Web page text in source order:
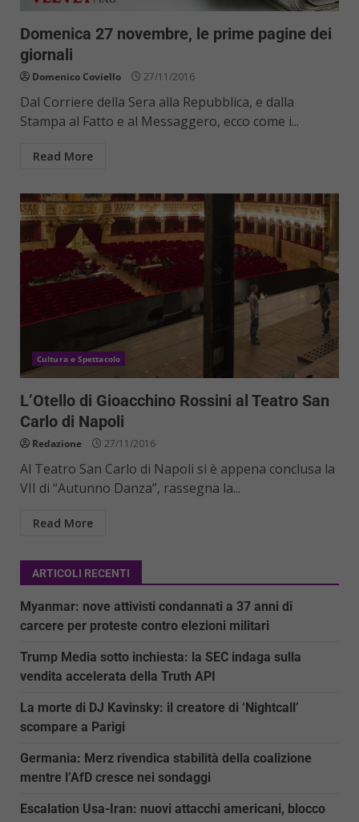
Domenica 27 novembre, le prime pagine dei
giornali
Domenico Coviello 27/11/2016
Dal Corriere della Sera alla Repubblica, e dalla
Stampa al Fatto e al Messaggero, ecco come i...
Read More
Cultura e Spettacolo
L’Otello di Gioacchino Rossini al Teatro San
Carlo di Napoli
Redazione 27/11/2016
Al Teatro San Carlo di Napoli si è appena conclusa la
VII di “Autunno Danza”, rassegna la...
Read More
ARTICOLI RECENTI
Myanmar: nove attivisti condannati a 37 anni di
carcere per proteste contro elezioni militari
Trump Media sotto inchiesta: la SEC indaga sulla
vendita accelerata della Truth API
La morte di DJ Kavinsky: il creatore di ‘Nightcall’
scompare a Parigi
Germania: Merz rivendica stabilità della coalizione
mentre l’AfD cresce nei sondaggi
Escalation Usa-Iran: nuovi attacchi americani, blocco